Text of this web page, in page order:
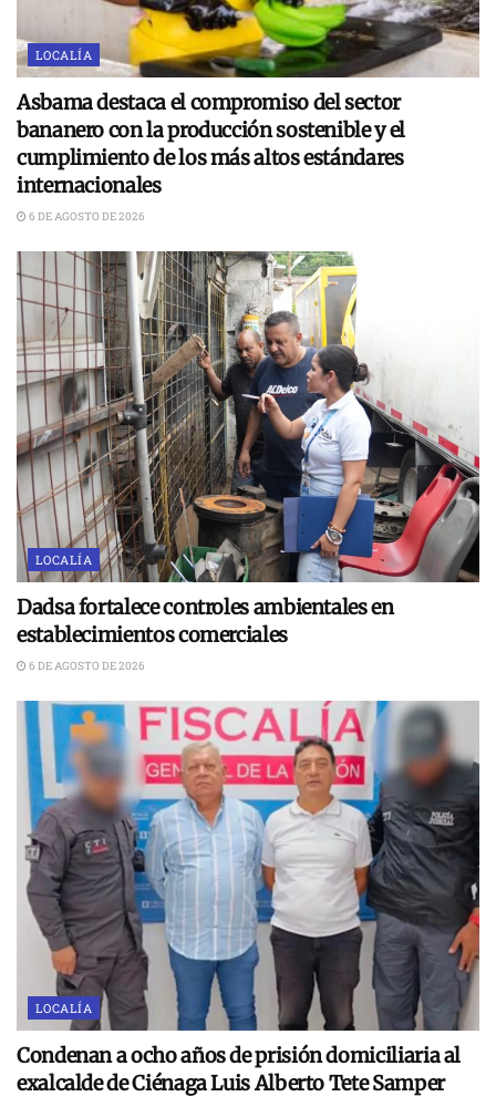
LOCALÍA
Asbama destaca el compromiso del sector
bananero con la producción sostenible y el
cumplimiento de los más altos estándares
internacionales
6 DE AGOSTO DE 2026
LOCALÍA
Dadsa fortalece controles ambientales en
establecimientos comerciales
6 DE AGOSTO DE 2026
LOCALÍA
Condenan a ocho años de prisión domiciliaria al
exalcalde de Ciénaga Luis Alberto Tete Samper